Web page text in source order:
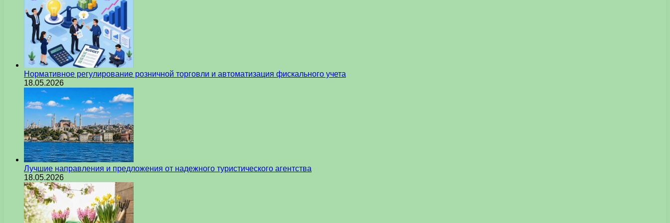
Нормативное регулирование розничной торговли и автоматизация фискального учета
18.05.2026
Лучшие направления и предложения от надежного туристического агентства
18.05.2026